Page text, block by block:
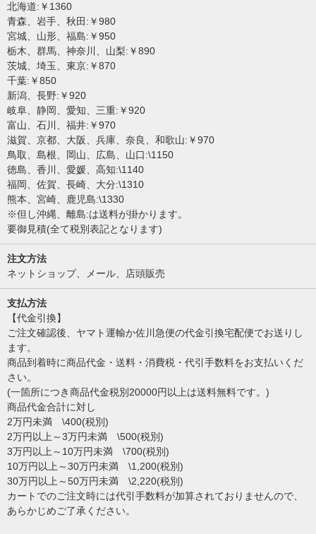
北海道:￥1360
青森、岩手、秋田:￥980
宮城、山形、福島:￥950
栃木、群馬、神奈川、山梨:￥890
茨城、埼玉、東京:￥870
千葉:￥850
新潟、長野:￥920
岐阜、静岡、愛知、三重:￥920
富山、石川、福井:￥970
滋賀、京都、大阪、兵庫、奈良、和歌山:￥970
鳥取、島根、岡山、広島、山口:\1150
徳島、香川、愛媛、高知:\1140
福岡、佐賀、長崎、大分:\1310
熊本、宮崎、鹿児島:\1330
※但し沖縄、離島:は送料が掛かります。
要御見積(全て税別表記となります)
注文方法
ネットショップ、メール、店頭販売
支払方法
【代金引換】
ご注文確認後、ヤマト運輸か佐川急便の代金引換宅配便でお送りし
ます。
商品到着時に商品代金・送料・消費税・代引手数料をお支払いくだ
さい。
(一箇所につき商品代金税別20000円以上は送料無料です。)
商品代金合計に対し
2万円未満 \400(税別)
2万円以上～3万円未満 \500(税別)
3万円以上～10万円未満 \700(税別)
10万円以上～30万円未満 \1,200(税別)
30万円以上～50万円未満 \2,220(税別)
カートでのご注文時には代引手数料が加算されておりませんので、
あらかじめご了承ください。